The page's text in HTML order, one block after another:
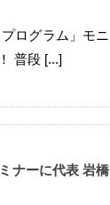
ログラム」モニ
普段 [...]
ナーに代表 岩橋